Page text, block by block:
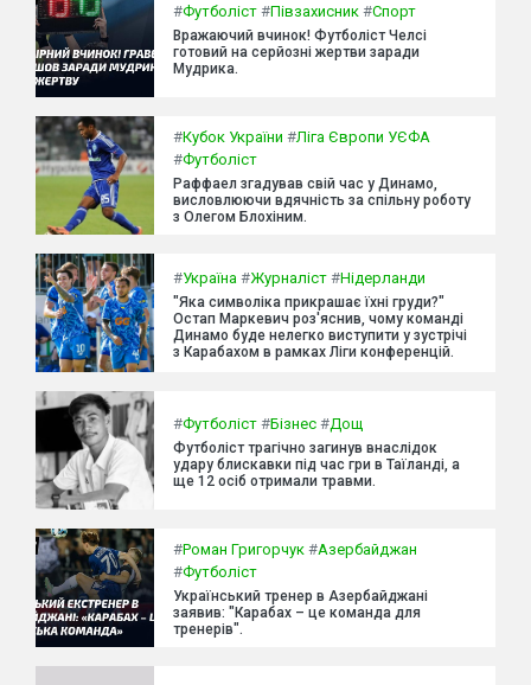
#Футболіст #Півзахисник #Спорт
Вражаючий вчинок! Футболіст Челсі
готовий на серйозні жертви заради
Мудрика.
#Кубок України #Ліга Європи УЄФА
#Футболіст
Раффаел згадував свій час у Динамо,
висловлюючи вдячність за спільну роботу
з Олегом Блохіним.
#Україна #Журналіст #Нідерланди
"Яка символіка прикрашає їхні груди?"
Остап Маркевич роз'яснив, чому команді
Динамо буде нелегко виступити у зустрічі
з Карабахом в рамках Ліги конференцій.
#Футболіст #Бізнес #Дощ
Футболіст трагічно загинув внаслідок
удару блискавки під час гри в Таїланді, а
ще 12 осіб отримали травми.
#Роман Григорчук #Азербайджан
#Футболіст
Український тренер в Азербайджані
заявив: "Карабах – це команда для
тренерів".